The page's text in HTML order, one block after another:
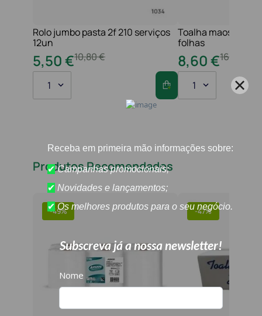
Rolo jumbo pasta 2f 210 serviços
12un
10,80€
5,50€
1
Toalha maos 2f
folhas
16
8,60€
1
Produtos Recomendados
-49% -47%